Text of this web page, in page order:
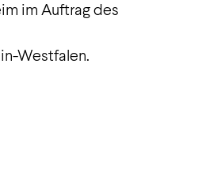
im Auftrag des
Westfalen.